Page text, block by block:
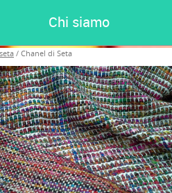
Chi siamo
/ Chanel di Seta